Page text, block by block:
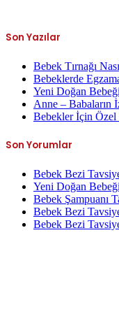
Son Yazılar
Bebek Tırnağı
Bebeklerde
Yeni Doğan
Anne – Babaların
Bebekler İçin
Son Yorumlar
Bebek Bezi
Yeni Doğan
Bebek Şampuanı
Bebek Bezi
Bebek Bezi